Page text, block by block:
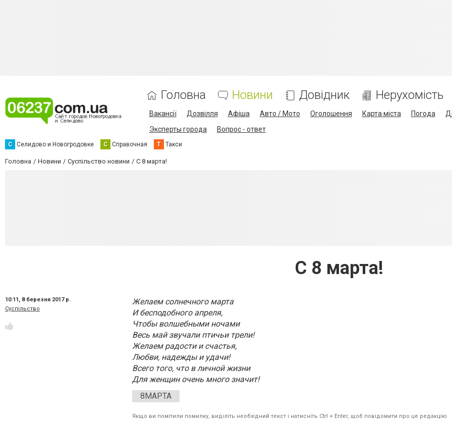
Головна Новини Довідник Нерухомість
Вакансії Дозвілля Афіша Авто / Мото Оголошення Карта міста Погода
Эксперты города
Вопрос - ответ
С Селидово и Новогродовке С Справочная Т Такси
Головна Новини Суспільство новини С 8 марта!
С 8 марта!
10:11, 8 березня 2017 р.
Суспільство
Желаем солнечного марта
И бесподобного апреля,
Чтобы волшебными ночами
Весь май звучали птичьи трели!
Желаем радости и счастья,
Любви, надежды и удачи!
Всего того, что в личной жизни
Для женщин очень много значит!
8МАРТА
Якщо ви помітили помилку, виділіть необхідний текст і натисніть Ctrl + Enter, щоб повідомити про це редакцію